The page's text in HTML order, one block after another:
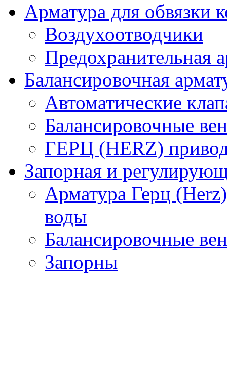
Арматура для обвязки
Воздухоотводчики
Предохранительная
Балансировочная
Автоматические
Балансировочные
ГЕРЦ (HERZ)
Запорная и
Арматура Герц
воды
Балансировочные
Запорны